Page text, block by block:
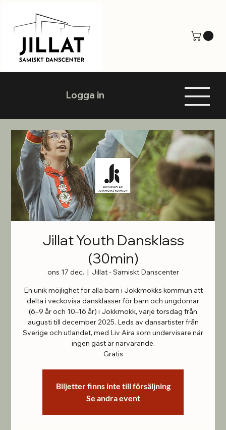
Jillat Youth Dansklass
(30min)
ons 17 dec.
  |
Jillat - Samiskt Danscenter
En unik möjlighet för alla barn i Jokkmokks kommun att
delta i veckovisa dansklasser för barn och ungdomar
(6–9 år och 10–16 år) i Jokkmokk, varje torsdag från
augusti till december 2025. Leds av dansartister från
Sverige och utlandet, med Liv Aira som undervisare när
ingen gäst är närvarande.
Gratis
Biljetter finns inte till försäljning
Se andra event
Logga in